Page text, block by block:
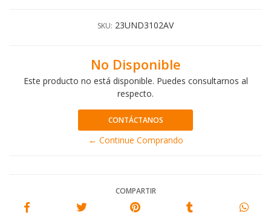
SKU: 23UND3102AV
No Disponible
Este producto no está disponible. Puedes consultarnos al
respecto.
CONTÁCTANOS
← Continue Comprando
COMPARTIR